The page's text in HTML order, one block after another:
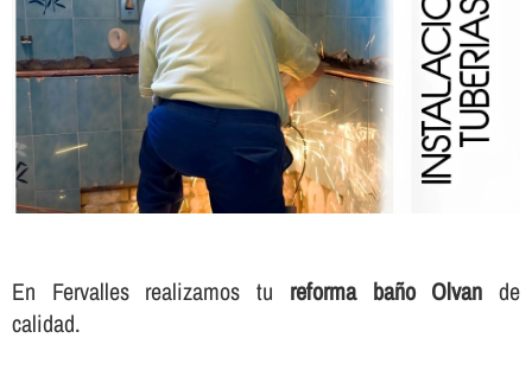
En Fervalles realizamos tu reforma baño Olvan de
calidad.